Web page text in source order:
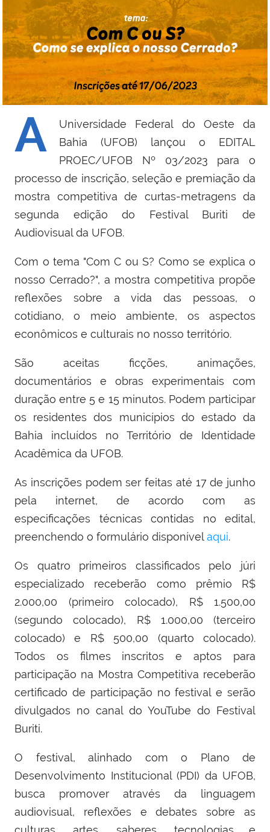
A
Universidade Federal do Oeste da
Bahia (UFOB) lançou o EDITAL
PROEC/UFOB Nº 03/2023 para o
processo de inscrição, seleção e premiação da
mostra competitiva de curtas-metragens da
segunda edição do Festival Buriti de
Audiovisual da UFOB.
Com o tema "Com C ou S? Como se explica o
nosso Cerrado?", a mostra competitiva propõe
reflexões sobre a vida das pessoas, o
cotidiano, o meio ambiente, os aspectos
econômicos e culturais no nosso território.
São aceitas ficções, animações,
documentários e obras experimentais com
duração entre 5 e 15 minutos. Podem participar
os residentes dos municípios do estado da
Bahia incluídos no Território de Identidade
Acadêmica da UFOB.
As inscrições podem ser feitas até 17 de junho
pela internet, de acordo com as
especificações técnicas contidas no edital,
preenchendo o formulário disponívelaqui.
Os quatro primeiros classificados pelo júri
especializado receberão como prêmio R$
2.000,00 (primeiro colocado), R$ 1.500,00
(segundo colocado), R$ 1.000,00 (terceiro
colocado) e R$ 500,00 (quarto colocado).
Todos os filmes inscritos e aptos para
participação na Mostra Competitiva receberão
certificado de participação no festival e serão
divulgados no canal do YouTube do Festival
Buriti.
O festival, alinhado com o Plano de
Desenvolvimento Institucional (PDI) da UFOB,
busca promover através da linguagem
audiovisual, reflexões e debates sobre as